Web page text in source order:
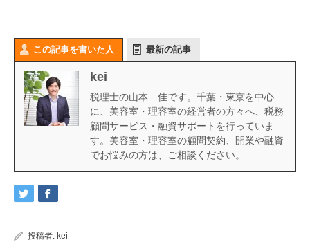
この記事を書いた人 最新の記事
kei
税理士の山本 佳です。千葉・東京を中心
に、美容室・理容室の経営者の方々へ、税務
顧問サービス・融資サポートを行っていま
す。美容室・理容室の顧問契約、開業や融資
でお悩みの方は、ご相談ください。
投稿者: kei